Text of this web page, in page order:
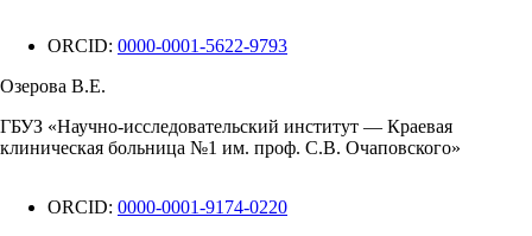
ORCID: 0000-0001-5622-9793
Озерова В.Е.
ГБУЗ «Научно-исследовательский институт — Краевая
клиническая больница №1 им. проф. С.В. Очаповского»
ORCID: 0000-0001-9174-0220